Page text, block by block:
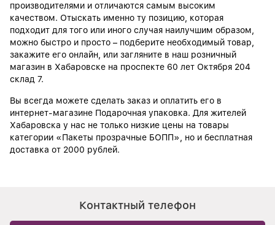
производителями и отличаются самым высоким
качеством. Отыскать именно ту позицию, которая
подходит для того или иного случая наилучшим образом,
можно быстро и просто – подберите необходимый товар,
закажите его онлайн, или загляните в наш розничный
магазин в Хабаровске на проспекте 60 лет Октября 204
склад 7.
Вы всегда можете сделать заказ и оплатить его в
интернет-магазине Подарочная упаковка. Для жителей
Хабаровска у нас не только низкие цены на товары
категории «Пакеты прозрачные БОПП», но и бесплатная
доставка от 2000 рублей.
Контактный телефон